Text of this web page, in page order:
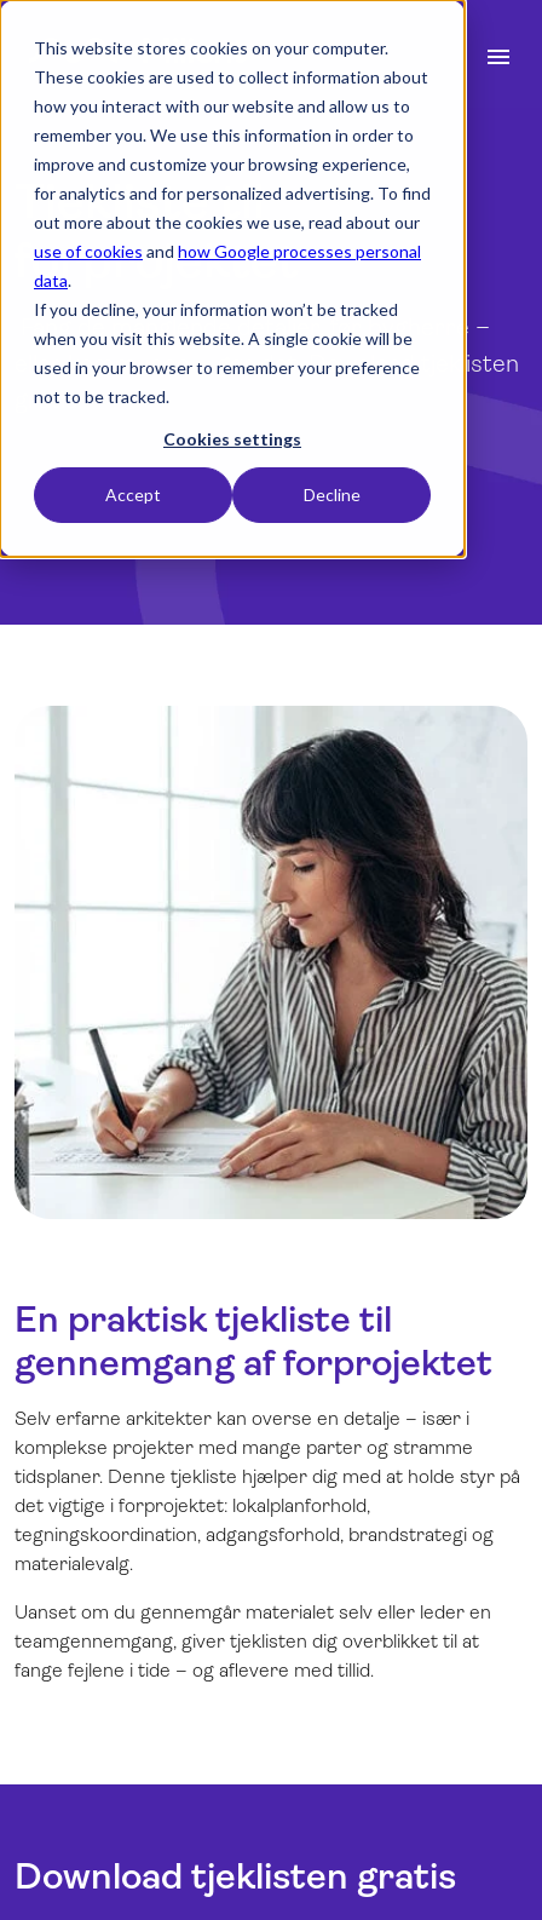
This website stores cookies on your computer.
These cookies are used to collect information about
how you interact with our website and allow us to
remember you. We use this information in order to
improve and customize your browsing experience,
for analytics and for personalized advertising. To find
out more about the cookies we use, read about our
use of cookies and how Google processes personal
data.
If you decline, your information won’t be tracked
when you visit this website. A single cookie will be
used in your browser to remember your preference
not to be tracked.
Cookies settings
Accept Decline
menu
Produkt
Brancher
Ressourcer
search
English
Svenska
Demo
Tjekliste til
forprojektet
Fang de manglende detaljer, før bygherre –
eller kommunen – gør det. Download tjeklisten
gratis.
Download
En praktisk tjekliste til
gennemgang af forprojektet
Selv erfarne arkitekter kan overse en detalje – især i
komplekse projekter med mange parter og stramme
tidsplaner. Denne tjekliste hjælper dig med at holde styr på
det vigtige i forprojektet: lokalplanforhold,
tegningskoordination, adgangsforhold, brandstrategi og
materialevalg.
Uanset om du gennemgår materialet selv eller leder en
teamgennemgang, giver tjeklisten dig overblikket til at
fange fejlene i tide – og aflevere med tillid.
Download tjeklisten gratis